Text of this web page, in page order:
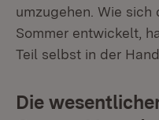
umzugehen. Wie sich
Sommer entwickelt,
Teil selbst in der
Die